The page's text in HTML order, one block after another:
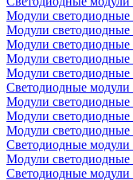
Модули
Модули
Модули
Модули
Модули
Светодиодные модули
Модули
Модули
Модули
Светодиодные
Модули светодиодные
Светодиодные модули